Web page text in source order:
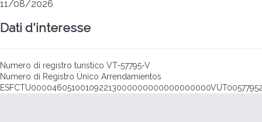
11/08/2026
Dati d'interesse
Numero di registro turistico VT-57795-V
Numero di Registro Único Arrendamientos